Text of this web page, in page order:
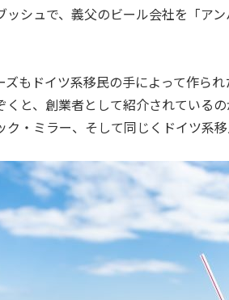
ッシュで、義父のビール会社を「ア
ズもドイツ系移民の手によって作ら
くと、創業者として紹介されている
・ミラー、そして同じくドイツ系移